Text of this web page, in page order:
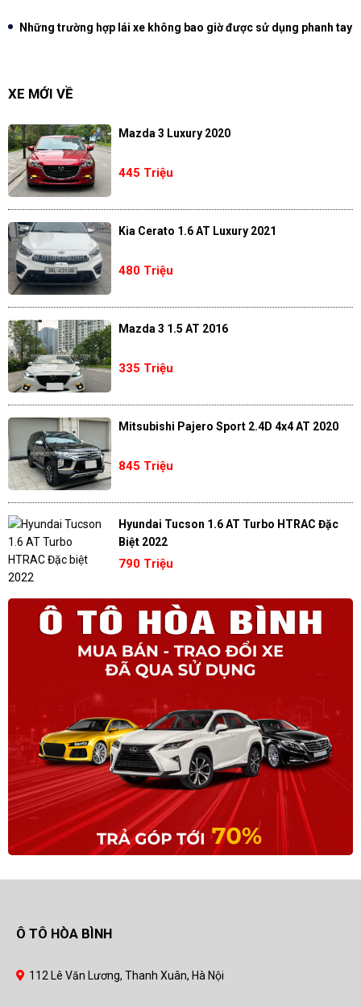
Những trường hợp lái xe không bao giờ được sử dụng phanh tay
XE MỚI VỀ
Mazda 3 Luxury 2020
445 Triệu
Kia Cerato 1.6 AT Luxury 2021
480 Triệu
Mazda 3 1.5 AT 2016
335 Triệu
Mitsubishi Pajero Sport 2.4D 4x4 AT 2020
845 Triệu
Hyundai Tucson 1.6 AT Turbo HTRAC Đặc
Biệt 2022
790 Triệu
Ô TÔ HÒA BÌNH
112 Lê Văn Lương, Thanh Xuân, Hà Nội